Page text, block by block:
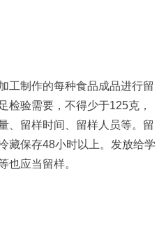
制作的每种食品成品进行留
检验需要，不得少于125克，
、留样时间、留样人员等。留
藏保存48小时以上。发放给学
也应当留样。